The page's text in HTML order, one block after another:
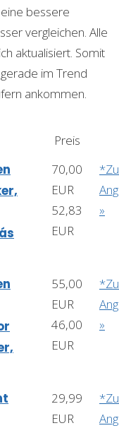
bessere
vergleichen. Alle
aktualisiert. Somit
im Trend
ankommen.
Preis
70,00
EUR
52,83
EUR
»
55,00
EUR
46,00
EUR
»
29,99
EUR